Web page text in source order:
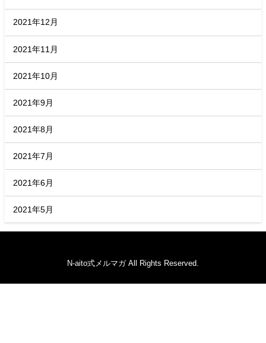
2021年12月
2021年11月
2021年10月
2021年9月
2021年8月
2021年7月
2021年6月
2021年5月
N-aito式メルマガ All Rights Reserved.